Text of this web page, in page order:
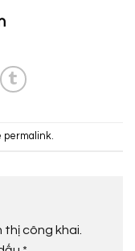
permalink
thị công khai.